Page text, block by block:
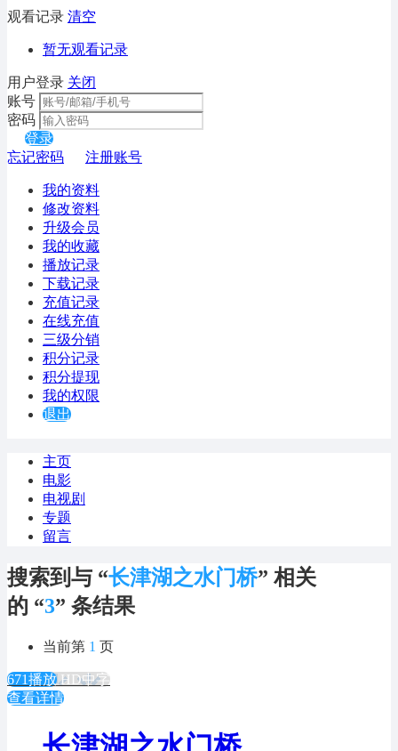
观看记录 清空
暂无观看记录
用户登录 关闭
账号
密码
登录
忘记密码
注册账号
我的资料
修改资料
升级会员
我的收藏
播放记录
下载记录
充值记录
在线充值
三级分销
积分记录
积分提现
我的权限
退出
主页
电影
电视剧
专题
留言
搜索到与 “长津湖之水门桥” 相关
的 “3” 条结果
当前第 1 页
671播放 HD中字
查看详情